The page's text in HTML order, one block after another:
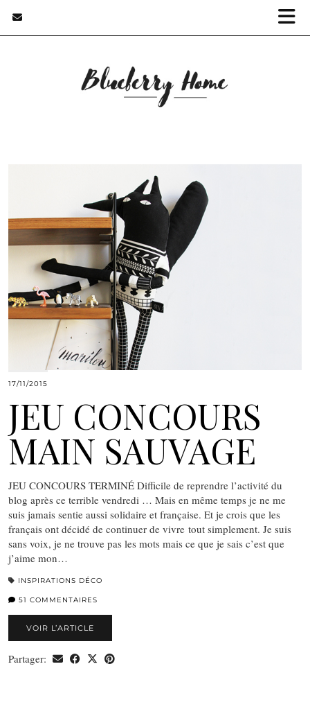
17/11/2015
JEU CONCOURS
MAIN SAUVAGE
JEU CONCOURS TERMINÉ Difficile de reprendre l’activité du
blog après ce terrible vendredi … Mais en même temps je ne me
suis jamais sentie aussi solidaire et française. Et je crois que les
français ont décidé de continuer de vivre tout simplement. Je suis
sans voix, je ne trouve pas les mots mais ce que je sais c’est que
j’aime mon…
INSPIRATIONS DÉCO
51 COMMENTAIRES
VOIR L’ARTICLE
Partager: